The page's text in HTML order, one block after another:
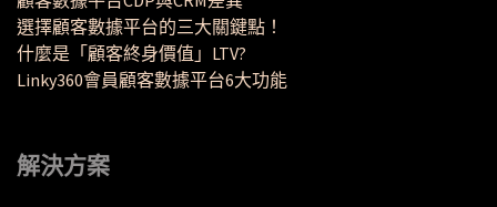
選擇顧客數據平台的三大關鍵點！
什麼是「顧客終身價值」LTV?
Linky360會員顧客數據平台6大功能
解決方案